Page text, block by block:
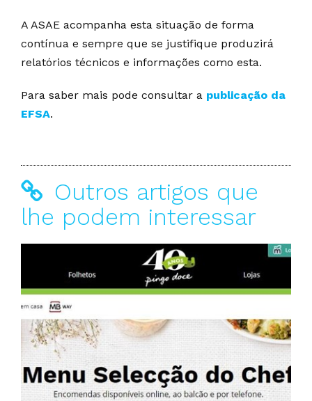
A ASAE acompanha esta situação de forma
contínua e sempre que se justifique produzirá
relatórios técnicos e informações como esta.
Para saber mais pode consultar a publicação da
EFSA.
Outros artigos que
lhe podem interessar